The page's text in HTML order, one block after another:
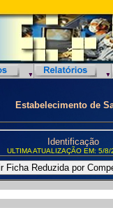
Estabelecimento de
Identificação
ULTIMA ATUALIZAÇÃO EM: 5/